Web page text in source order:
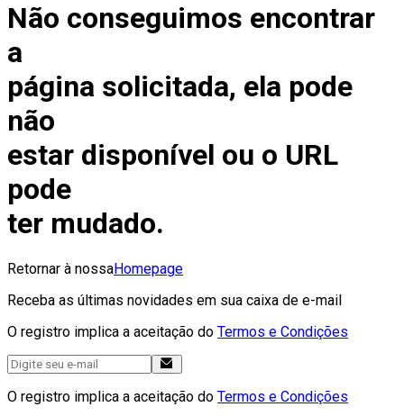
Não conseguimos encontrar
a
página solicitada, ela pode
não
estar disponível ou o URL
pode
ter mudado.
Retornar à nossaHomepage
Receba as últimas novidades em sua caixa de e-mail
O registro implica a aceitação do Termos e Condições
O registro implica a aceitação do Termos e Condições